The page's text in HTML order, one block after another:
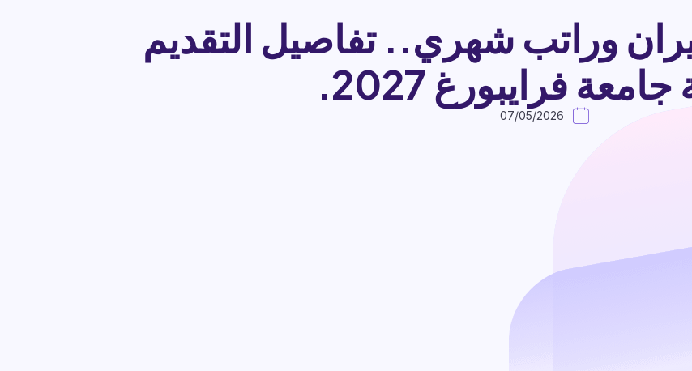
وراتب شهري.. تفاصيل التقديم
فرايبورغ 2027.
07/05/2026